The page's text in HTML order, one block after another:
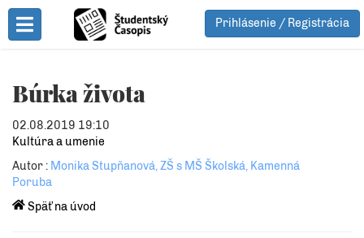
Toggle Menu
Prihlásenie / Registrácia
Búrka života
02.08.2019 19:10
Kultúra a umenie
Autor : Monika Stupňanová, ZŠ s MŠ Školská, Kamenná
Poruba
Späť na úvod